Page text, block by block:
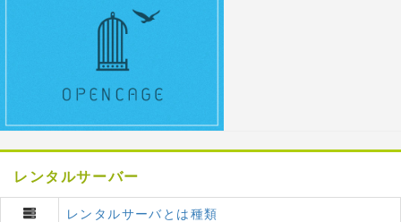
レンタルサーバー
レンタルサーバとは種類